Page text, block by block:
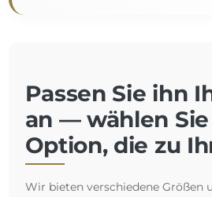
Passen Sie ihn
an — wählen
Option, die zu
Wir bieten verschiedene Größen